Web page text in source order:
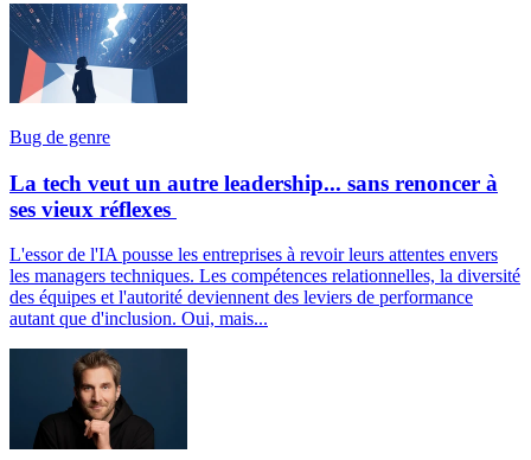
Bug de genre
La tech veut un autre leadership... sans renoncer à
ses vieux réflexes
L'essor de l'IA pousse les entreprises à revoir leurs attentes envers
les managers techniques. Les compétences relationnelles, la diversité
des équipes et l'autorité deviennent des leviers de performance
autant que d'inclusion. Oui, mais...